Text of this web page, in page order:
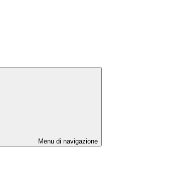
Menu di navigazione